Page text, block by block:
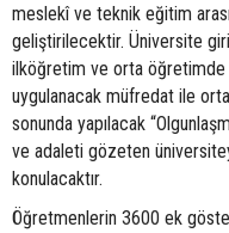
meslekî ve teknik eğitim
geliştirilecektir. Üniversite
ilköğretim ve orta öğretimde
uygulanacak müfredat ile
sonunda yapılacak
ve adaleti gözeten
konulacaktır.
Öğretmenlerin 3600 ek